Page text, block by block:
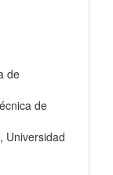
de
de
Universidad